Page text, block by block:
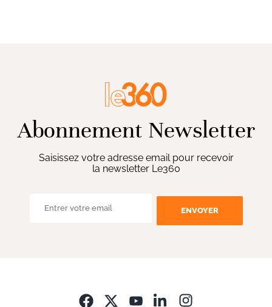
Abonnement Newsletter
Saisissez votre adresse email pour recevoir
la newsletter Le360
ENVOYER